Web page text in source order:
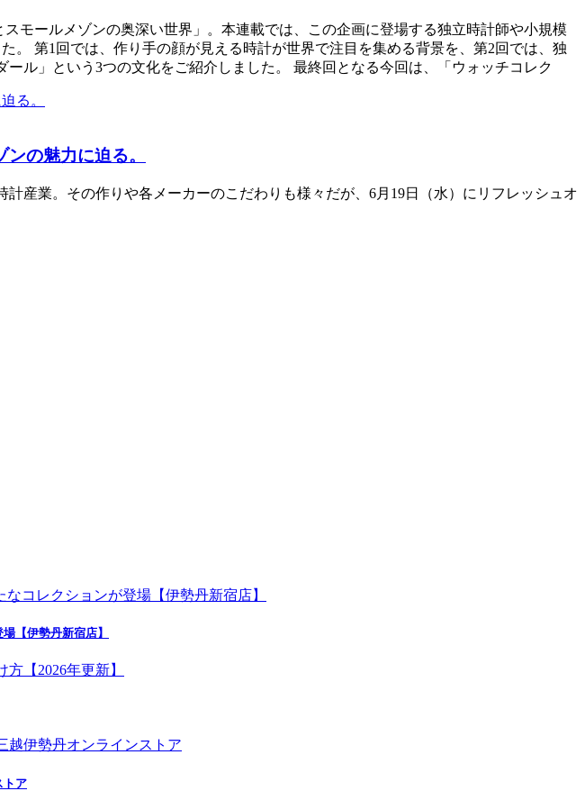
モールメゾンの奥深い世界」。本連載では、この企画に登場する独立時計師や小規模
第1回では、作り手の顔が見える時計が世界で注目を集める背景を、第2回では、独
ル」という3つの文化をご紹介しました。 最終回となる今回は、「ウォッチコレク
の魅力に迫る。
産業。その作りや各メーカーのこだわりも様々だが、6月19日（水）にリフレッシュオ
【伊勢丹新宿店】
トア